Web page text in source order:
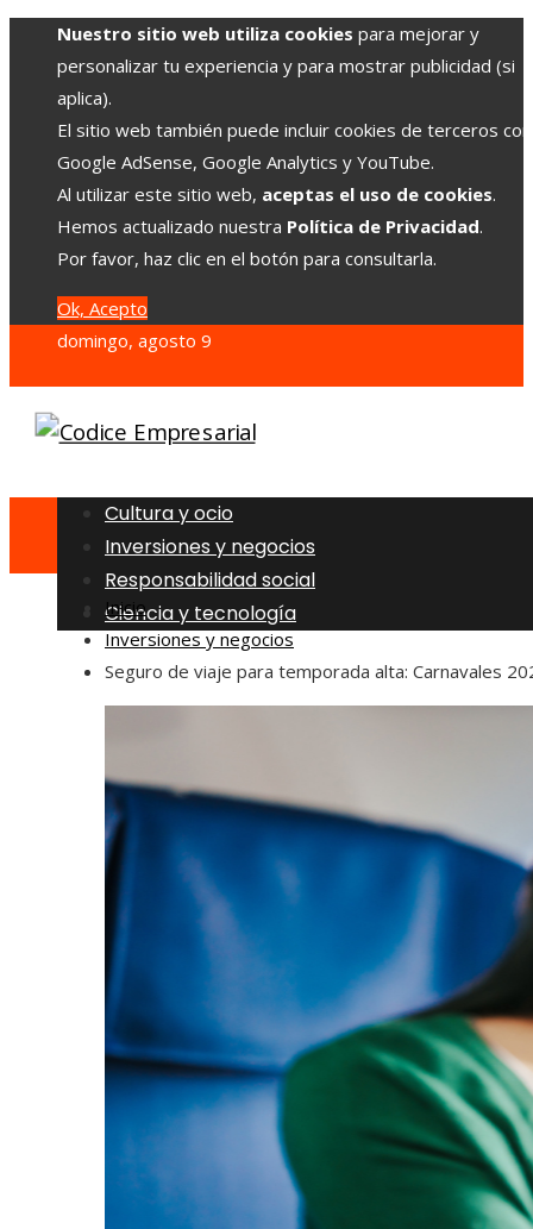
Nuestro sitio web utiliza cookies para mejorar y
personalizar tu experiencia y para mostrar publicidad (si
aplica).
El sitio web también puede incluir cookies de terceros
Google AdSense, Google Analytics y YouTube.
Al utilizar este sitio web, aceptas el uso de cookies.
Hemos actualizado nuestra Política de Privacidad.
Por favor, haz clic en el botón para consultarla.
Ok, Acepto
domingo, agosto 9
Cultura y ocio
Inversiones y negocios
Responsabilidad social
Ciencia y tecnología
Inicio
Inversiones y negocios
Seguro de viaje para temporada alta: Carnavales